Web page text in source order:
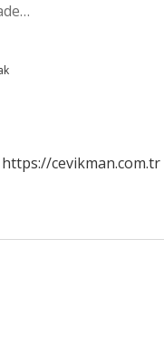
https://cevikman.com.tr